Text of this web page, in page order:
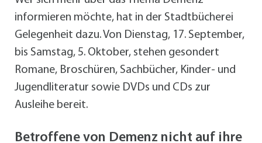
informieren möchte, hat in der Stadtbücherei
Gelegenheit dazu. Von Dienstag, 17. September,
bis Samstag, 5. Oktober, stehen gesondert
Romane, Broschüren, Sachbücher, Kinder- und
Jugendliteratur sowie DVDs und CDs zur
Ausleihe bereit.
Betroffene von Demenz nicht auf ihre